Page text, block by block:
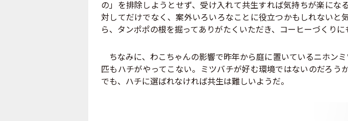
の」を排除しようとせず、受け入れて共生すれば気持ちが楽にな
対してだけでなく、案外いろいろなことに役立つかもしれないと
ら、タンポポの根を掘ってありがたくいただき、コーヒーづくりに
ちなみに、わこちゃんの影響で昨年から庭に置いているニホン
匹もハチがやってこない。ミツバチが好む環境ではないのだろう
でも、ハチに選ばれなければ共生は難しいようだ。